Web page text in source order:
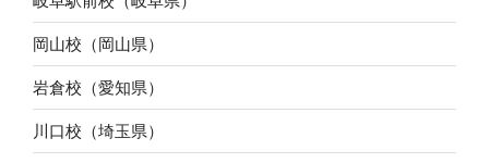
岡山校（岡山県）
岩倉校（愛知県）
川口校（埼玉県）